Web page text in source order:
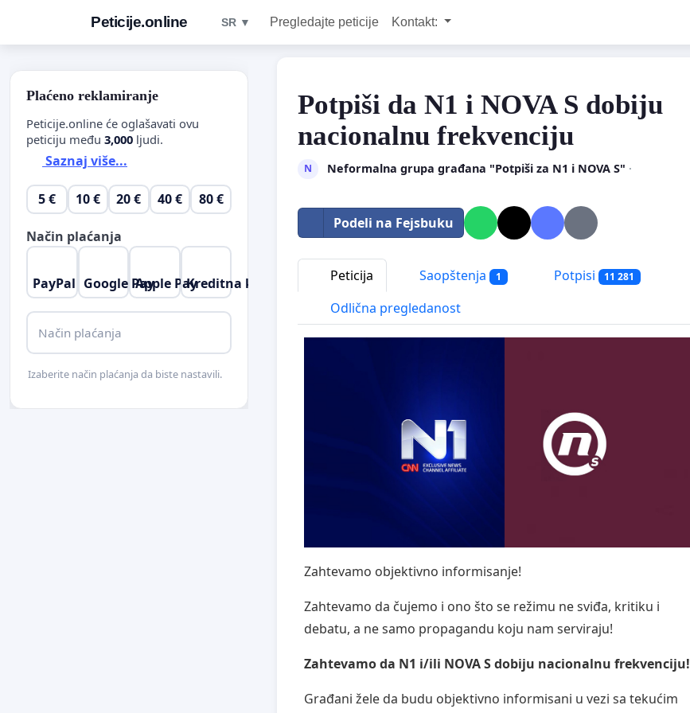
Peticije.online SR ▼ Pregledajte peticije Kontakt:
Potpiši da N1 i NOVA S dobiju
nacionalnu frekvenciju
N Neformalna grupa građana "Potpiši za N1 i NOVA S" ·
Podeli na Fejsbuku
Peticija Saopštenja 1 Potpisi 11 281
Odlična pregledanost
Zahtevamo objektivno informisanje!
Zahtevamo da čujemo i ono što se režimu ne sviđa, kritiku i
debatu, a ne samo propagandu koju nam serviraju!
Zahtevamo da N1 i/ili NOVA S dobiju nacionalnu frekvenciju!
Građani žele da budu objektivno informisani u vezi sa tekućim
Plaćeno reklamiranje
Peticije.online će oglašavati ovu
peticiju među 3,000 ljudi.
Saznaj više...
5 € 10 € 20 € 40 € 80 €
Način plaćanja
PayPal Google PayApple PayKreditna kartica
Način plaćanja
Izaberite način plaćanja da biste nastavili.